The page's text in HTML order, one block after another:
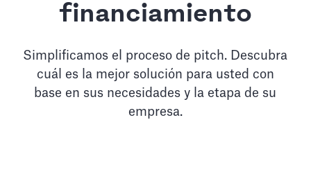
financiamiento
Simplificamos el proceso de pitch. Descubra
cuál es la mejor solución para usted con
base en sus necesidades y la etapa de su
empresa.